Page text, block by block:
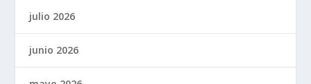
julio 2026
junio 2026